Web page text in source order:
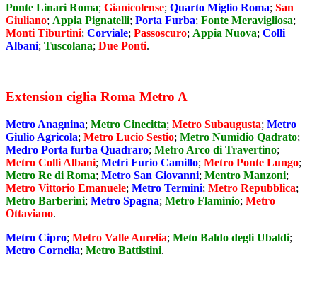
Ponte Linari Roma; Gianicolense; Quarto Miglio Roma; San
Giuliano; Appia Pignatelli; Porta Furba; Fonte Meravigliosa;
Monti Tiburtini; Corviale; Passoscuro; Appia Nuova; Colli
Albani; Tuscolana; Due Ponti.
Extension ciglia Roma Metro A
Metro Anagnina; Metro Cinecitta; Metro Subaugusta; Metro
Giulio Agricola; Metro Lucio Sestio; Metro Numidio Qadrato;
Medro Porta furba Quadraro; Metro Arco di Travertino;
Metro Colli Albani; Metri Furio Camillo; Metro Ponte Lungo;
Metro Re di Roma; Metro San Giovanni; Mentro Manzoni;
Metro Vittorio Emanuele; Metro Termini; Metro Repubblica;
Metro Barberini; Metro Spagna; Metro Flaminio; Metro
Ottaviano.
Metro Cipro; Metro Valle Aurelia; Meto Baldo degli Ubaldi;
Metro Cornelia; Metro Battistini.